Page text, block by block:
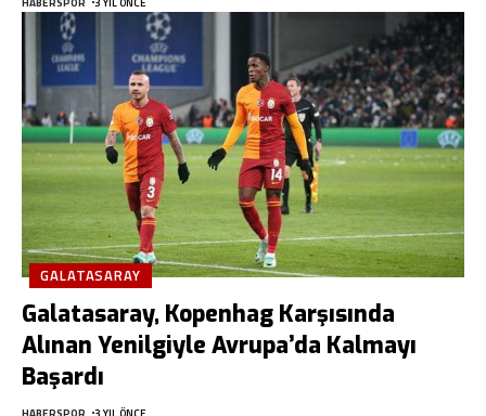
GALATASARAY
Galatasaray, Kopenhag Karşısında
Alınan Yenilgiyle Avrupa’da Kalmayı
Başardı